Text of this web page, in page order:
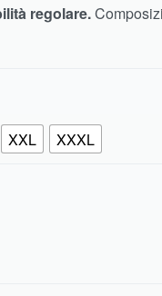
regolare.
XXL XXXL